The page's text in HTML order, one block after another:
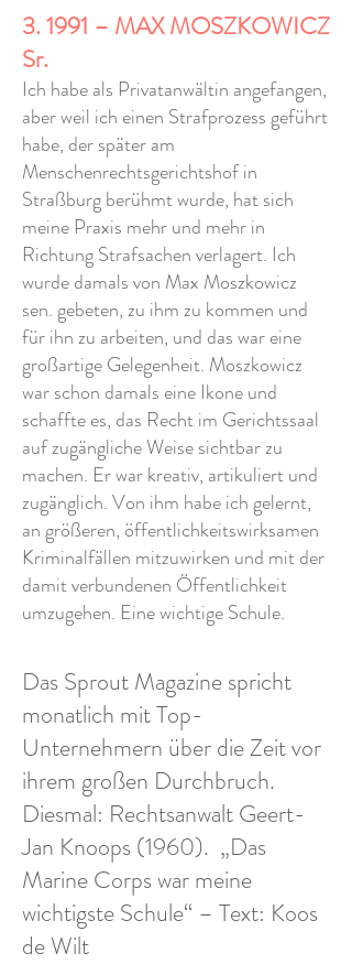
3. 1991 – MAX MOSZKOWICZ
Sr.
Ich habe als Privatanwältin angefangen,
aber weil ich einen Strafprozess geführt
habe, der später am
Menschenrechtsgerichtshof in
Straßburg berühmt wurde, hat sich
meine Praxis mehr und mehr in
Richtung Strafsachen verlagert. Ich
wurde damals von Max Moszkowicz
sen. gebeten, zu ihm zu kommen und
für ihn zu arbeiten, und das war eine
großartige Gelegenheit. Moszkowicz
war schon damals eine Ikone und
schaffte es, das Recht im Gerichtssaal
auf zugängliche Weise sichtbar zu
machen. Er war kreativ, artikuliert und
zugänglich. Von ihm habe ich gelernt,
an größeren, öffentlichkeitswirksamen
Kriminalfällen mitzuwirken und mit der
damit verbundenen Öffentlichkeit
umzugehen. Eine wichtige Schule.
Das Sprout Magazine spricht
monatlich mit Top-
Unternehmern über die Zeit vor
ihrem großen Durchbruch.
Diesmal: Rechtsanwalt Geert-
Jan Knoops (1960). „Das
Marine Corps war meine
wichtigste Schule“ – Text: Koos
de Wilt